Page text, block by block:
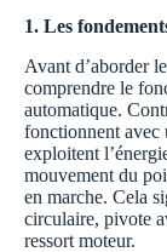
1. Les
Avant d’aborder
comprendre le
automatique.
fonctionnent avec
exploitent
mouvement du
en marche. Cela
circulaire, pivote
ressort moteur.